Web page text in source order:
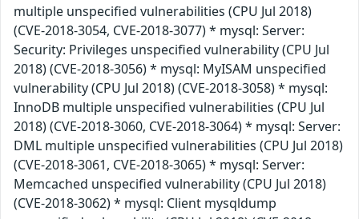
multiple unspecified vulnerabilities (CPU Jul 2018)
(CVE-2018-3054, CVE-2018-3077) * mysql: Server:
Security: Privileges unspecified vulnerability (CPU Jul
2018) (CVE-2018-3056) * mysql: MyISAM unspecified
vulnerability (CPU Jul 2018) (CVE-2018-3058) * mysql:
InnoDB multiple unspecified vulnerabilities (CPU Jul
2018) (CVE-2018-3060, CVE-2018-3064) * mysql: Server:
DML multiple unspecified vulnerabilities (CPU Jul 2018)
(CVE-2018-3061, CVE-2018-3065) * mysql: Server:
Memcached unspecified vulnerability (CPU Jul 2018)
(CVE-2018-3062) * mysql: Client mysqldump